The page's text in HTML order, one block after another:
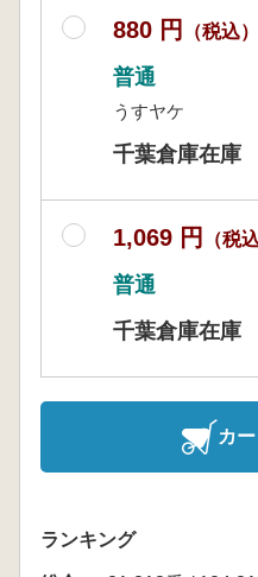
880 円 （税込）
普通
うすヤケ
千葉倉庫在庫
1,069 円 （税
普通
千葉倉庫在庫
カ
ランキング